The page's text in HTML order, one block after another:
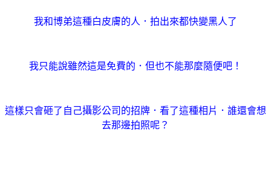
我和博弟這種白皮膚的人．拍出來都快變黑人了
我只能說雖然這是免費的．但也不能那麼隨便吧！
這樣只會砸了自己攝影公司的招牌．看了這種相片．誰還會想
去那邊拍照呢？